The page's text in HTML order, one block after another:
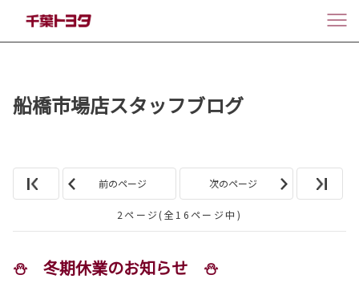
船橋市場店スタッフブログ
前のページ 次のページ
2ページ(全16ページ中)
⛄ 冬期休業のお知らせ ⛄